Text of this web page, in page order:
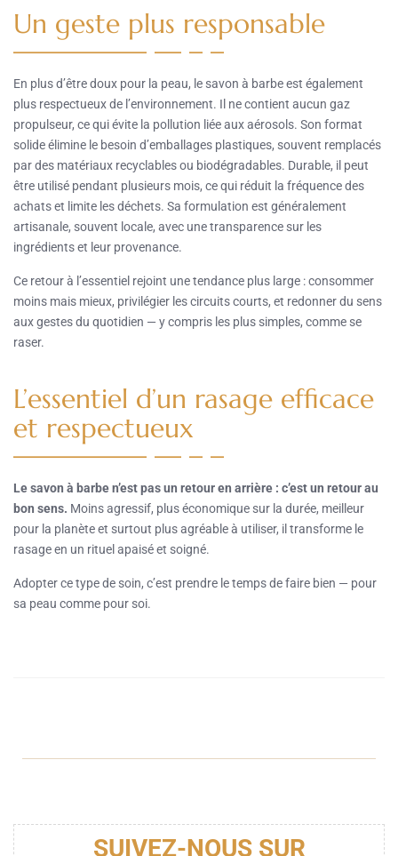
Un geste plus responsable
En plus d’être doux pour la peau, le savon à barbe est également
plus respectueux de l’environnement. Il ne contient aucun gaz
propulseur, ce qui évite la pollution liée aux aérosols. Son format
solide élimine le besoin d’emballages plastiques, souvent remplacés
par des matériaux recyclables ou biodégradables. Durable, il peut
être utilisé pendant plusieurs mois, ce qui réduit la fréquence des
achats et limite les déchets. Sa formulation est généralement
artisanale, souvent locale, avec une transparence sur les
ingrédients et leur provenance.
Ce retour à l’essentiel rejoint une tendance plus large : consommer
moins mais mieux, privilégier les circuits courts, et redonner du sens
aux gestes du quotidien — y compris les plus simples, comme se
raser.
L’essentiel d’un rasage efficace
et respectueux
Le savon à barbe n’est pas un retour en arrière : c’est un retour au
bon sens. Moins agressif, plus économique sur la durée, meilleur
pour la planète et surtout plus agréable à utiliser, il transforme le
rasage en un rituel apaisé et soigné.
Adopter ce type de soin, c’est prendre le temps de faire bien — pour
sa peau comme pour soi.
SUIVEZ-NOUS SUR